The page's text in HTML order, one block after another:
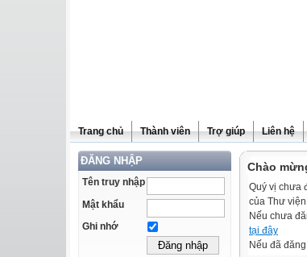
Trang chủ Thành viên Trợ giúp Liên hệ
ĐĂNG NHẬP
Tên truy nhập
Mật khẩu
Ghi nhớ
Chào
Quý vị chưa
của Thư
Nếu chưa
tại đây
Nếu đã